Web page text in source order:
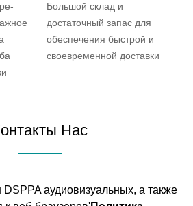
Большой склад и
достаточный запас для
обеспечения быстрой и
своевременной доставки
Нас
аудиовизуальных, а также